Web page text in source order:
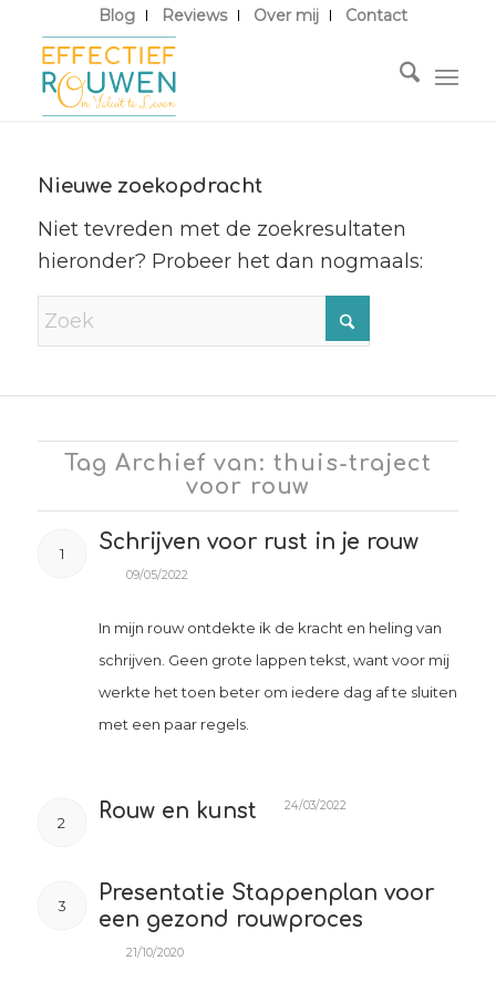
Blog Reviews Over mij Contact
Nieuwe zoekopdracht
Niet tevreden met de zoekresultaten
hieronder? Probeer het dan nogmaals:
Tag Archief van: thuis-traject
voor rouw
1 Schrijven voor rust in je rouw
09/05/2022
In mijn rouw ontdekte ik de kracht en heling van
schrijven. Geen grote lappen tekst, want voor mij
werkte het toen beter om iedere dag af te sluiten
met een paar regels.
2 Rouw en kunst 24/03/2022
3
Presentatie Stappenplan voor
een gezond rouwproces
21/10/2020